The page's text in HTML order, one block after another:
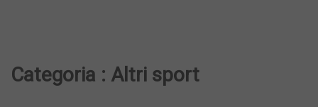
Categoria : Altri sport